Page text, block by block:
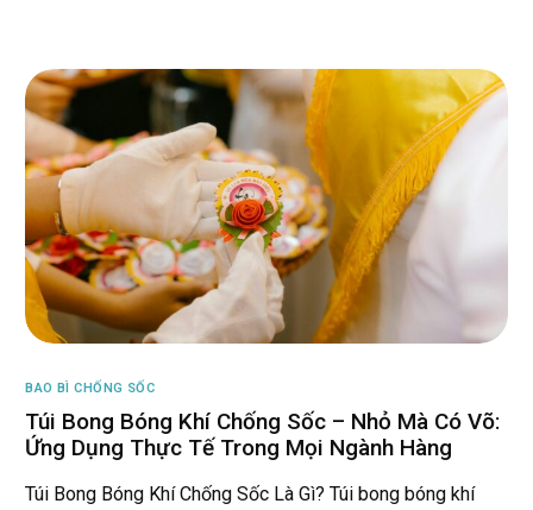
BAO BÌ CHỐNG SỐC
Túi Bong Bóng Khí Chống Sốc – Nhỏ Mà Có Võ:
Ứng Dụng Thực Tế Trong Mọi Ngành Hàng
Túi Bong Bóng Khí Chống Sốc Là Gì? Túi bong bóng khí